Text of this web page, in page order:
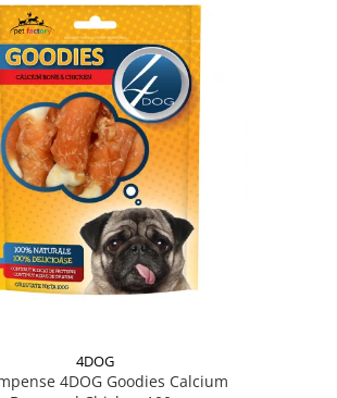
4DOG
4DOG Goodies Calcium